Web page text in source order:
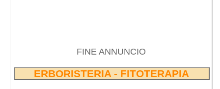
FINE ANNUNCIO
ERBORISTERIA - FITOTERAPIA